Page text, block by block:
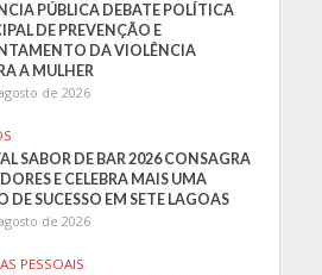
PÚBLICA DEBATE POLÍTICA
DE PREVENÇÃO E
DA VIOLÊNCIA
A MULHER
de 2026
SABOR DE BAR 2026 CONSAGRA
E CELEBRA MAIS UMA
DE SUCESSO EM SETE LAGOAS
de 2026
PESSOAIS